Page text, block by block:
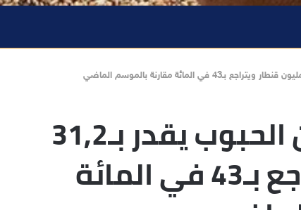
الإنتاج المتوقع من الحبوب يقدر بـ31,2
مليون قنطار ويتراجع بـ43 في المائة